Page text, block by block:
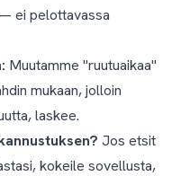
ei pelottavassa
Muutamme "ruutuaikaa"
mukaan, jolloin
laskee.
Jos etsit
kokeile sovellusta,